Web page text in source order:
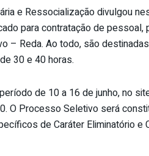
e Ressocialização divulgou
para contratação de pessoal,
– Reda. Ao todo, são
30 e 40 horas.
de 10 a 16 de junho, no
O Processo Seletivo será
de Caráter Eliminatório e